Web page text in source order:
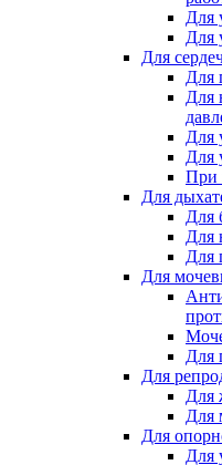
Для
Для
Для
Для
Для
Для
Для
При
Для
Для
Для
Для
Для
Для
Для
Для
Для
Для
Для